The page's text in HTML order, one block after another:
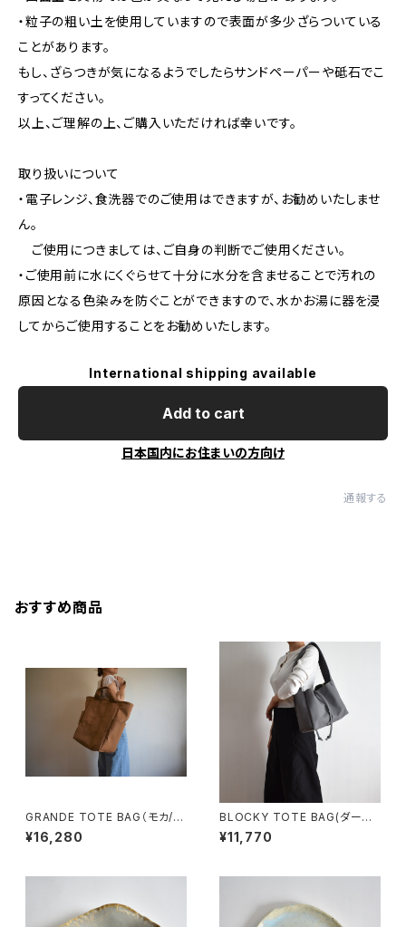
・粒子の粗い土を使用していますので表面が多少ざらついている
ことがあります。
もし、ざらつきが気になるようでしたらサンドペーパーや砥石でこ
すってください。
以上、ご理解の上、ご購入いただければ幸いです。
取り扱いについて
・電子レンジ、食洗器でのご使用はできますが、お勧めいたしませ
ん。
ご使用につきましては、ご自身の判断でご使用ください。
・ご使用前に水にくぐらせて十分に水分を含ませることで汚れの
原因となる色染みを防ぐことができますので、水かお湯に器を浸
してからご使用することをお勧めいたします。
International shipping available
Add to cart
日本国内にお住まいの方向け
通報する
おすすめ商品
GRANDE TOTE BAG（モカ/ベ
ージュ）
¥16,280
BLOCKY TOTE BAG(ダーク
グレー)
¥11,770